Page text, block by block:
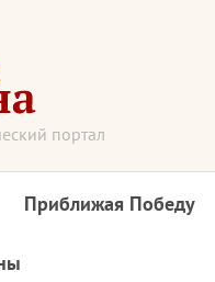
портал
Приближая Победу